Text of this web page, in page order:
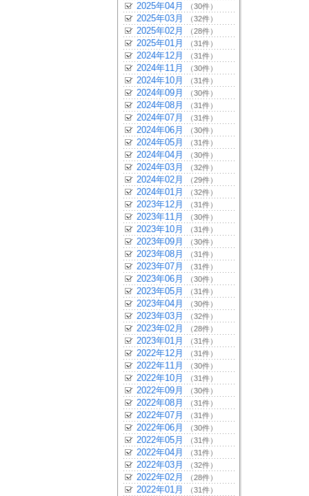
2025年04月 （30件）
2025年03月 （32件）
2025年02月 （28件）
2025年01月 （31件）
2024年12月 （31件）
2024年11月 （30件）
2024年10月 （31件）
2024年09月 （30件）
2024年08月 （31件）
2024年07月 （31件）
2024年06月 （30件）
2024年05月 （31件）
2024年04月 （30件）
2024年03月 （32件）
2024年02月 （29件）
2024年01月 （32件）
2023年12月 （31件）
2023年11月 （30件）
2023年10月 （31件）
2023年09月 （30件）
2023年08月 （31件）
2023年07月 （31件）
2023年06月 （30件）
2023年05月 （31件）
2023年04月 （30件）
2023年03月 （32件）
2023年02月 （28件）
2023年01月 （31件）
2022年12月 （31件）
2022年11月 （30件）
2022年10月 （31件）
2022年09月 （30件）
2022年08月 （31件）
2022年07月 （31件）
2022年06月 （30件）
2022年05月 （31件）
2022年04月 （31件）
2022年03月 （32件）
2022年02月 （28件）
2022年01月 （31件）